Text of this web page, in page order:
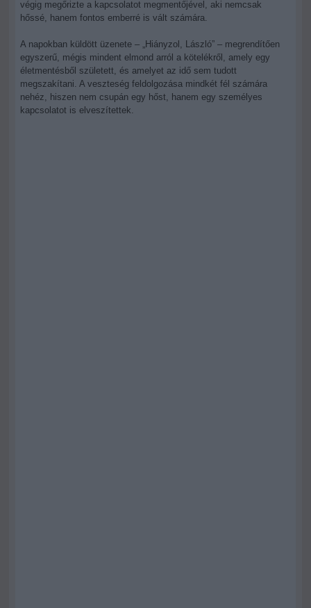
végig megőrizte a kapcsolatot megmentőjével, aki nemcsak
hőssé, hanem fontos emberré is vált számára.
A napokban küldött üzenete – „Hiányzol, László” – megrendítően
egyszerű, mégis mindent elmond arról a kötelékről, amely egy
életmentésből született, és amelyet az idő sem tudott
megszakítani. A veszteség feldolgozása mindkét fél számára
nehéz, hiszen nem csupán egy hőst, hanem egy személyes
kapcsolatot is elveszítettek.